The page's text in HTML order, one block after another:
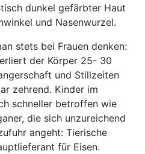
dunkel gefärbter Haut
und Nasenwurzel.
stets bei Frauen denken:
der Körper 25- 30
und Stillzeiten
zehrend. Kinder im
schneller betroffen wie
die sich unzureichend
angeht: Tierische
für Eisen.